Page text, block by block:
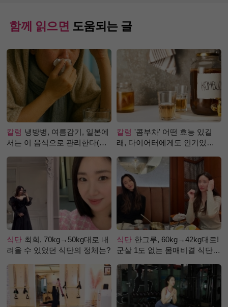
함께 읽으면 도움되는 글
칼럼 냉방병, 여름감기, 일본에
서는 이 음식으로 관리한다(생
칼럼 '콤부차' 어떤 효능 있길
래, 다이어터에게도 인기있는
식단 최희, 70kg→50kg대로 내
려올 수 있었던 식단의 정체는?
식단 한그루, 60kg→42kg대로!
군살 1도 없는 몸매비결 식단